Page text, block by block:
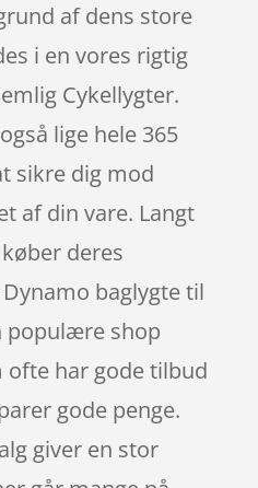
af dens store
i en vores rigtig
Cykellygter.
lige hele 365
sikre dig mod
af din vare. Langt
deres
Dynamo baglygte til
populære shop
ofte har gode tilbud
gode penge.
giver en stor